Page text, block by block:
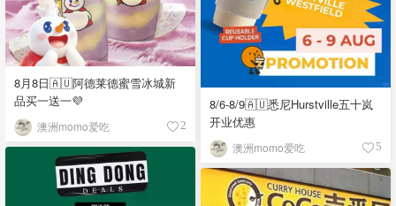
8月8日🇦🇺阿德莱德蜜雪冰城新
品买一送一💜
澳洲momo爱吃 2
8/6-8/9🇦🇺悉尼Hurstville五十岚
开业优惠
澳洲momo爱吃 5